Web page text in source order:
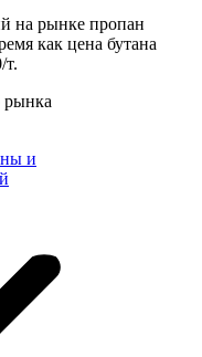
на рынке пропан
как цена бутана
т.
рынка
и